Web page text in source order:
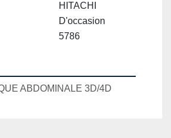
HITACHI
D'occasion
5786
ABDOMINALE 3D/4D